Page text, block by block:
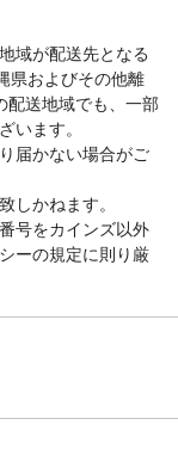
域が配送先となる
県およびその他離
配送地域でも、一部
います。
届かない場合がご
しかねます。
号をカインズ以外
ーの規定に則り厳